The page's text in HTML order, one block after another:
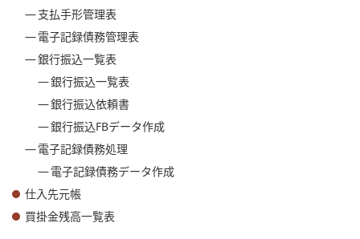
支払手形管理表
電子記録債務管理表
銀行振込一覧表
銀行振込一覧表
銀行振込依頼書
銀行振込FBデータ作成
電子記録債務処理
電子記録債務データ作成
仕入先元帳
買掛金残高一覧表